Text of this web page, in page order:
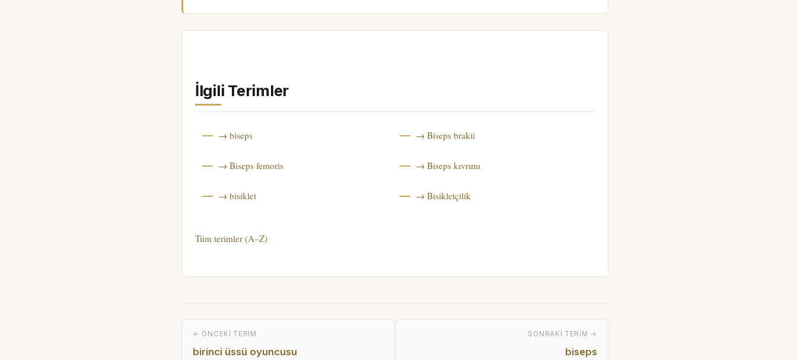
İlgili Terimler
→ biseps → Biseps brakii
→ Biseps femoris → Biseps kıvrımı
→ bisiklet → Bisikletçilik
Tüm terimler (A–Z)
← ÖNCEKI TERIM
birinci üssü oyuncusu
SONRAKI TERIM →
biseps